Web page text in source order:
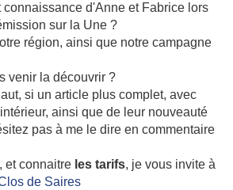
d'Anne et Fabrice lors
sur la Une ?
région, ainsi que notre campagne
venir la découvrir ?
si un article plus complet, avec
ainsi que de leur nouveauté
pas à me le dire en commentaire
et connaitre les tarifs, je vous invite à
de Saires